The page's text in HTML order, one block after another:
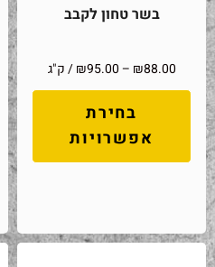
בשר טחון לקבב
₪88.00
–
₪95.00 / ק"ג
בחירת
אפשרויות